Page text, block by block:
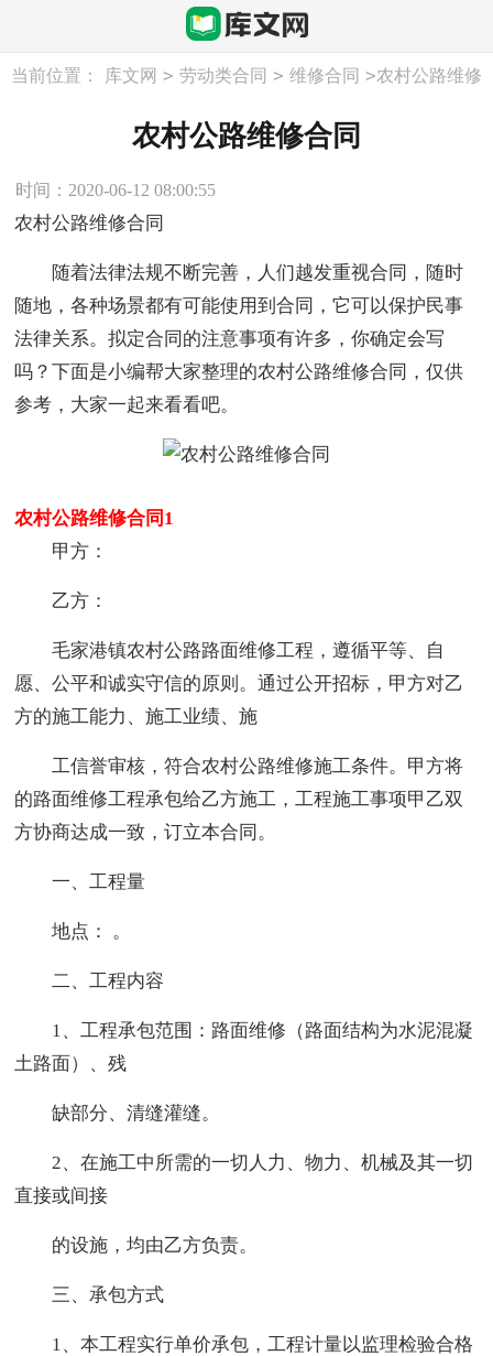
当前位置： 库文网 > 劳动类合同 > 维修合同 >农村公路维修
农村公路维修合同
时间：2020-06-12 08:00:55
农村公路维修合同
随着法律法规不断完善，人们越发重视合同，随时
随地，各种场景都有可能使用到合同，它可以保护民事
法律关系。拟定合同的注意事项有许多，你确定会写
吗？下面是小编帮大家整理的农村公路维修合同，仅供
参考，大家一起来看看吧。
农村公路维修合同1
甲方：
乙方：
毛家港镇农村公路路面维修工程，遵循平等、自
愿、公平和诚实守信的原则。通过公开招标，甲方对乙
方的施工能力、施工业绩、施
工信誉审核，符合农村公路维修施工条件。甲方将
的路面维修工程承包给乙方施工，工程施工事项甲乙双
方协商达成一致，订立本合同。
一、工程量
地点： 。
二、工程内容
1、工程承包范围：路面维修（路面结构为水泥混凝
土路面）、残
缺部分、清缝灌缝。
2、在施工中所需的一切人力、物力、机械及其一切
直接或间接
的设施，均由乙方负责。
三、承包方式
1、本工程实行单价承包，工程计量以监理检验合格